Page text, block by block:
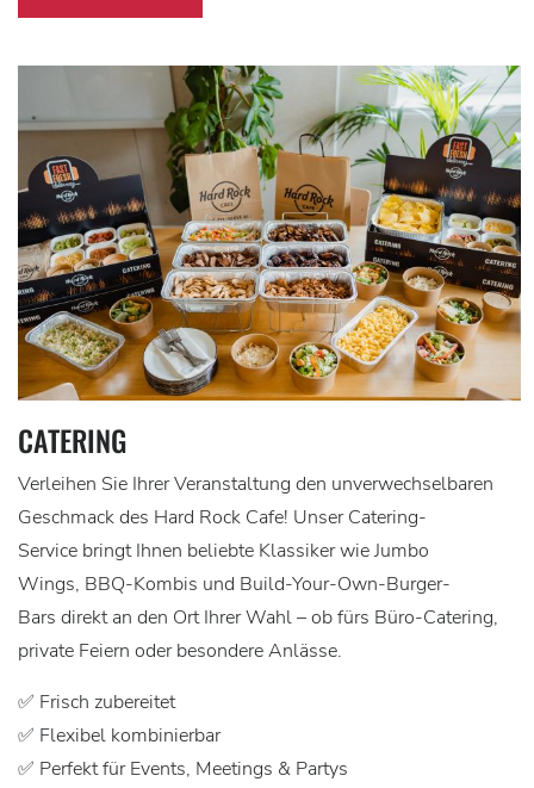
CATERING
Verleihen Sie Ihrer Veranstaltung den unverwechselbaren
Geschmack des Hard Rock Cafe! Unser Catering-
Service bringt Ihnen beliebte Klassiker wie Jumbo
Wings, BBQ-Kombis und Build-Your-Own-Burger-
Bars direkt an den Ort Ihrer Wahl – ob fürs Büro-Catering,
private Feiern oder besondere Anlässe.
✅ Frisch zubereitet
✅ Flexibel kombinierbar
✅ Perfekt für Events, Meetings & Partys